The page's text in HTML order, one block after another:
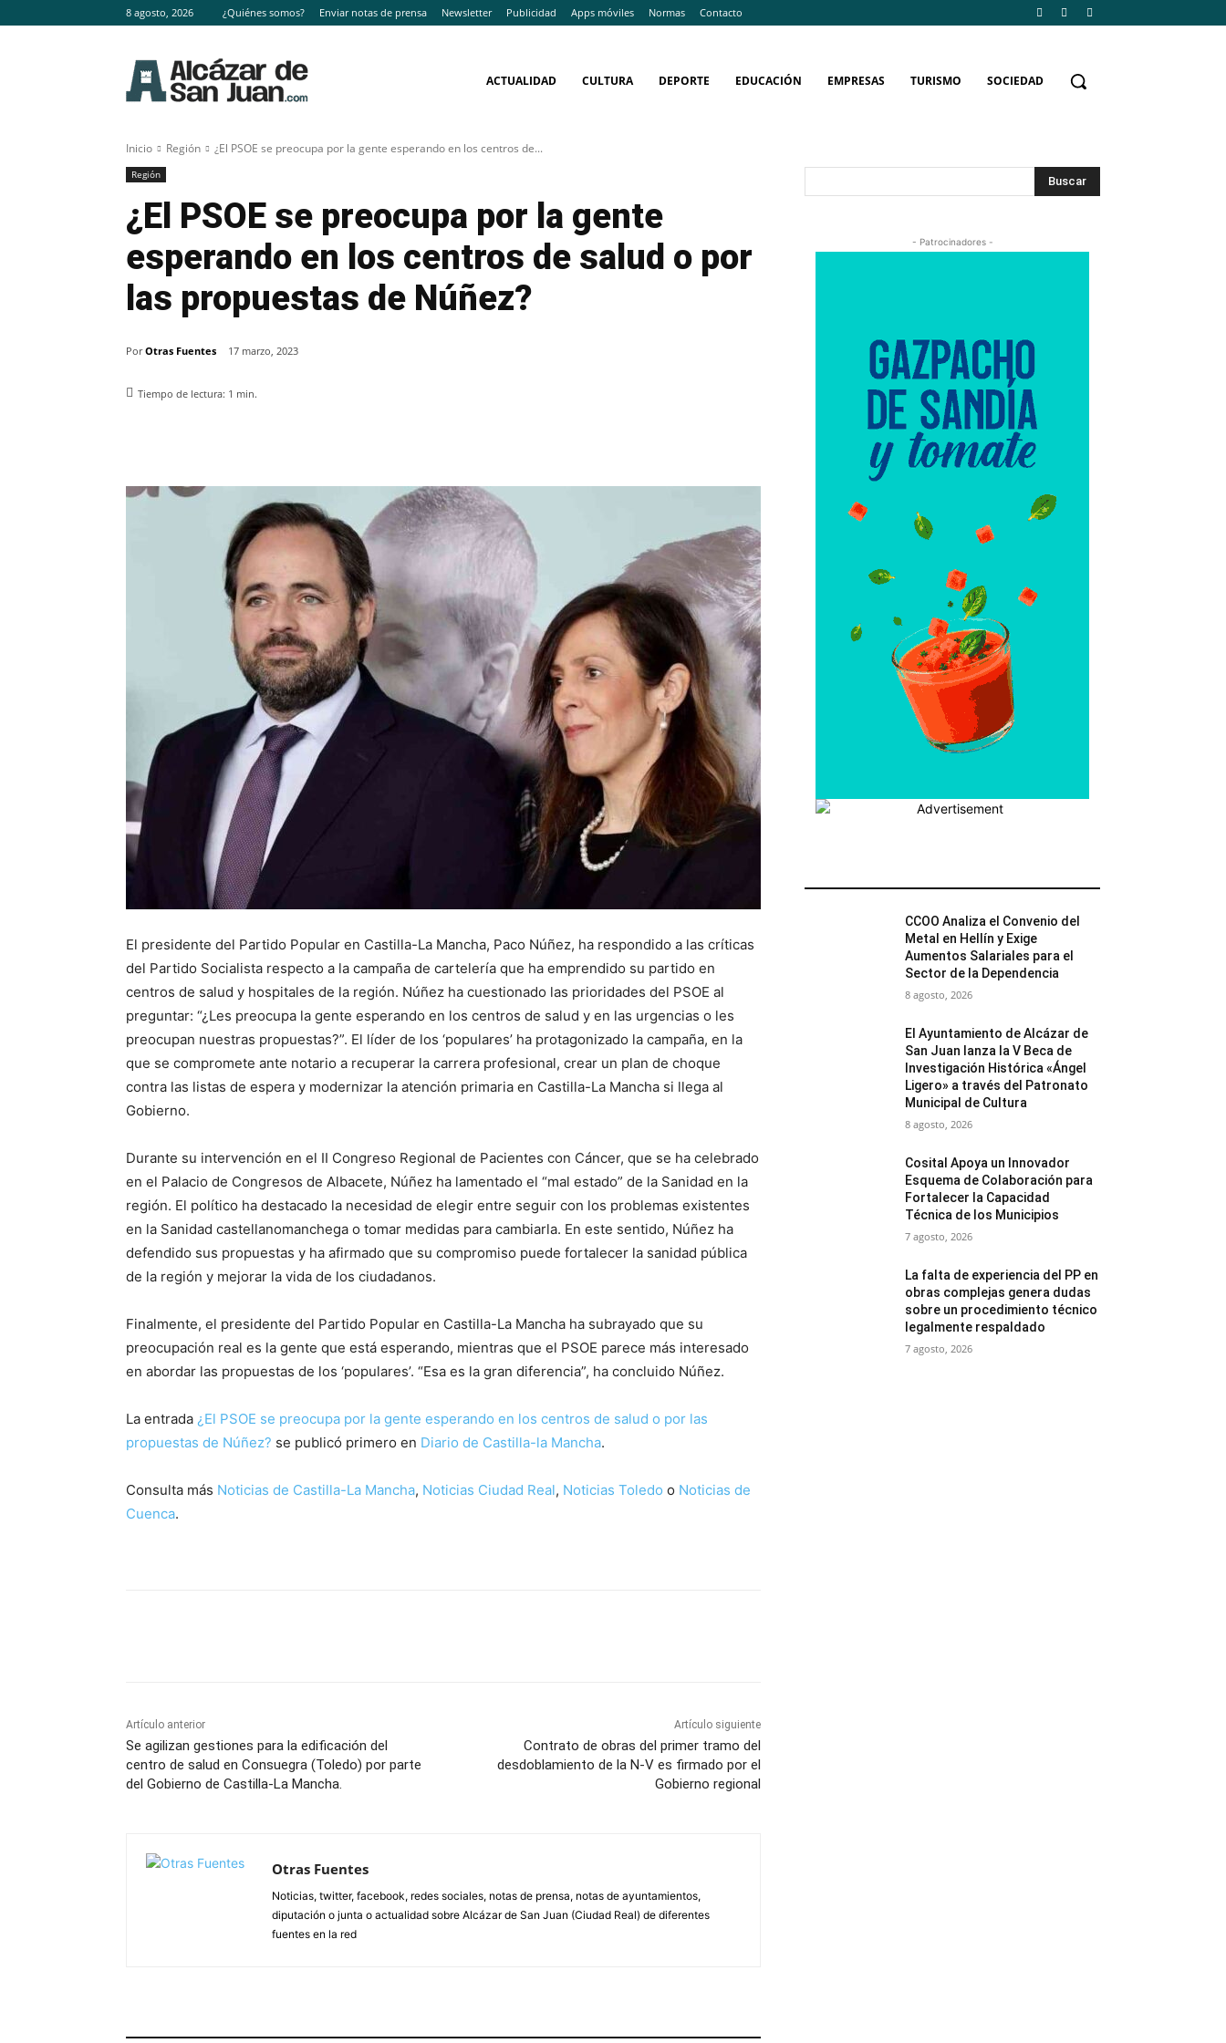
8 agosto, 2026 ¿Quiénes somos? Enviar notas de prensa Newsletter Publicidad Apps móviles Normas Contacto
ACTUALIDAD CULTURA DEPORTE EDUCACIÓN EMPRESAS TURISMO SOCIEDAD
Inicio Región ¿El PSOE se preocupa por la gente esperando en los centros de...
Región
¿El PSOE se preocupa por la gente
esperando en los centros de salud o por
las propuestas de Núñez?
Por Otras Fuentes 17 marzo, 2023
Tiempo de lectura: 1 min.
El presidente del Partido Popular en Castilla-La Mancha, Paco Núñez, ha respondido a las críticas
del Partido Socialista respecto a la campaña de cartelería que ha emprendido su partido en
centros de salud y hospitales de la región. Núñez ha cuestionado las prioridades del PSOE al
preguntar: “¿Les preocupa la gente esperando en los centros de salud y en las urgencias o les
preocupan nuestras propuestas?”. El líder de los ‘populares’ ha protagonizado la campaña, en la
que se compromete ante notario a recuperar la carrera profesional, crear un plan de choque
contra las listas de espera y modernizar la atención primaria en Castilla-La Mancha si llega al
Gobierno.
Durante su intervención en el II Congreso Regional de Pacientes con Cáncer, que se ha celebrado
en el Palacio de Congresos de Albacete, Núñez ha lamentado el “mal estado” de la Sanidad en la
región. El político ha destacado la necesidad de elegir entre seguir con los problemas existentes
en la Sanidad castellanomanchega o tomar medidas para cambiarla. En este sentido, Núñez ha
defendido sus propuestas y ha afirmado que su compromiso puede fortalecer la sanidad pública
de la región y mejorar la vida de los ciudadanos.
Finalmente, el presidente del Partido Popular en Castilla-La Mancha ha subrayado que su
preocupación real es la gente que está esperando, mientras que el PSOE parece más interesado
en abordar las propuestas de los ‘populares’. “Esa es la gran diferencia”, ha concluido Núñez.
La entrada ¿El PSOE se preocupa por la gente esperando en los centros de salud o por las
propuestas de Núñez? se publicó primero en Diario de Castilla-la Mancha.
Consulta más Noticias de Castilla-La Mancha, Noticias Ciudad Real, Noticias Toledo o Noticias de
Cuenca.
Artículo anterior
Se agilizan gestiones para la edificación del
centro de salud en Consuegra (Toledo) por parte
del Gobierno de Castilla-La Mancha.
Artículo siguiente
Contrato de obras del primer tramo del
desdoblamiento de la N-V es firmado por el
Gobierno regional
Otras Fuentes
Noticias, twitter, facebook, redes sociales, notas de prensa, notas de ayuntamientos,
diputación o junta o actualidad sobre Alcázar de San Juan (Ciudad Real) de diferentes
fuentes en la red
Buscar
- Patrocinadores -
CCOO Analiza el Convenio del
Metal en Hellín y Exige
Aumentos Salariales para el
Sector de la Dependencia
8 agosto, 2026
El Ayuntamiento de Alcázar de
San Juan lanza la V Beca de
Investigación Histórica «Ángel
Ligero» a través del Patronato
Municipal de Cultura
8 agosto, 2026
Cosital Apoya un Innovador
Esquema de Colaboración para
Fortalecer la Capacidad
Técnica de los Municipios
7 agosto, 2026
La falta de experiencia del PP en
obras complejas genera dudas
sobre un procedimiento técnico
legalmente respaldado
7 agosto, 2026